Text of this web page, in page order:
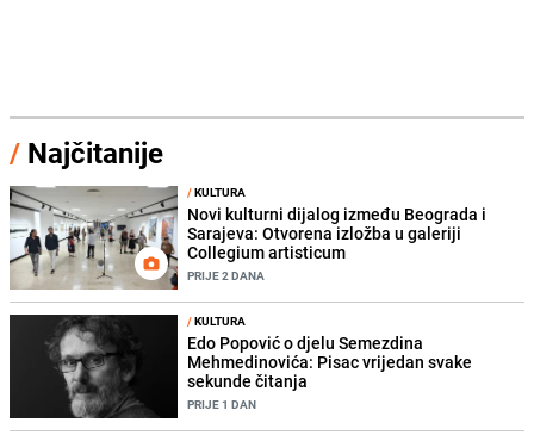
/ Najčitanije
/KULTURA
Novi kulturni dijalog između Beograda i
Sarajeva: Otvorena izložba u galeriji
Collegium artisticum
PRIJE 2 DANA
/KULTURA
Edo Popović o djelu Semezdina
Mehmedinovića: Pisac vrijedan svake
sekunde čitanja
PRIJE 1 DAN